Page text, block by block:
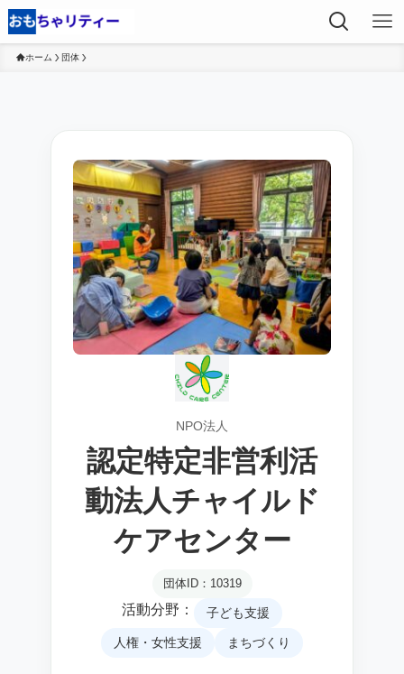
ホーム 団体
NPO法人
認定特定非営利活
動法人チャイルド
ケアセンター
団体ID：10319
活動分野： 子ども支援
人権・女性支援 まちづくり